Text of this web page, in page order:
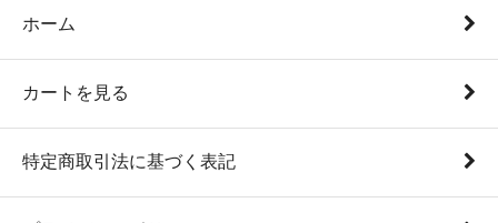
ホーム
カートを見る
特定商取引法に基づく表記